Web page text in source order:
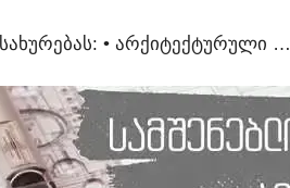
• ᲐᲠᲥᲘᲢᲔᲥᲢᲣᲠᲣᲚᲘ …